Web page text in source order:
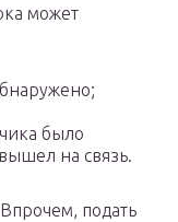
может
было
на связь.
подать